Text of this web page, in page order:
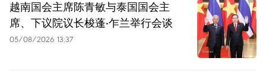
越南国会主席陈青敏与泰国国会主
席、下议院议长梭蓬·乍兰举行会谈
05/08/2026 13:37